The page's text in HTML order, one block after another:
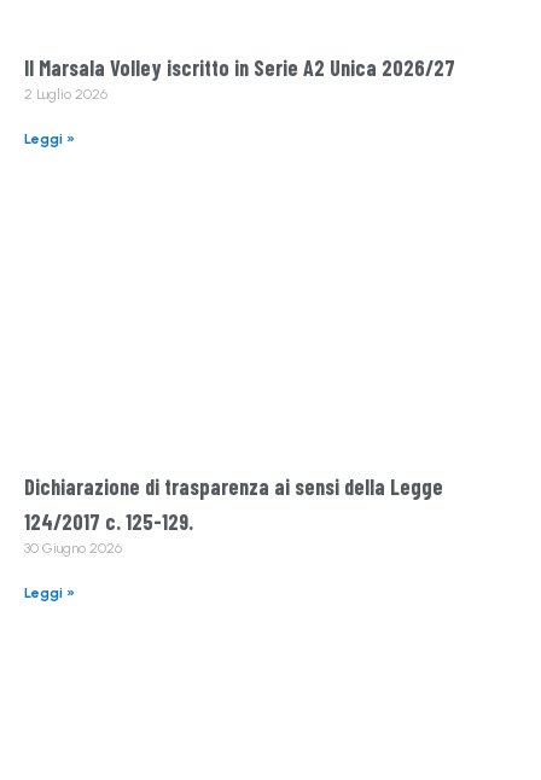
Il Marsala Volley iscritto in Serie A2 Unica 2026/27
2 Luglio 2026
Leggi »
Dichiarazione di trasparenza ai sensi della Legge
124/2017 c. 125-129.
30 Giugno 2026
Leggi »